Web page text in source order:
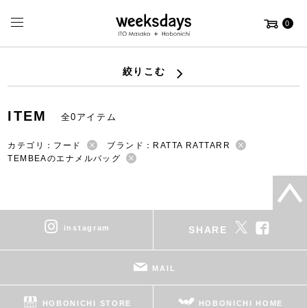
0
絞りこむ
ITEM 全0アイテム
カテゴリ：フード
ブランド：RATTA RATTARR
TEMBEAのエナメルバッグ
instagram SHARE
MAIL
HOBONICHI STORE HOBONICHI HOME